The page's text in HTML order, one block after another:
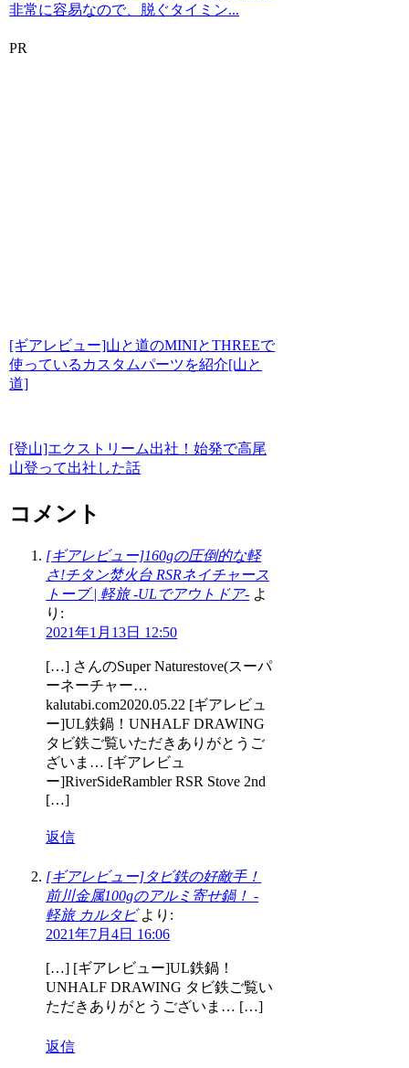
非常に容易なので、脱ぐタイミン...
PR
[ギアレビュー]山と道のMINIとTHREEで
使っているカスタムパーツを紹介[山と
道]
[登山]エクストリーム出社！始発で高尾
山登って出社した話
コメント
[ギアレビュー]160gの圧倒的な軽
さ!チタン焚火台 RSRネイチャース
トーブ | 軽旅 -ULでアウトドア- よ
り:
2021年1月13日 12:50
[…] さんのSuper Naturestove(スーパ
ーネーチャー…
kalutabi.com2020.05.22 [ギアレビュ
ー]UL鉄鍋！UNHALF DRAWING
タビ鉄ご覧いただきありがとうご
ざいま… [ギアレビュ
ー]RiverSideRambler RSR Stove 2nd
[…]
返信
[ギアレビュー]タビ鉄の好敵手！
前川金属100gのアルミ寄せ鍋！ -
軽旅 カルタビ より:
2021年7月4日 16:06
[…] [ギアレビュー]UL鉄鍋！
UNHALF DRAWING タビ鉄ご覧い
ただきありがとうございま… […]
返信